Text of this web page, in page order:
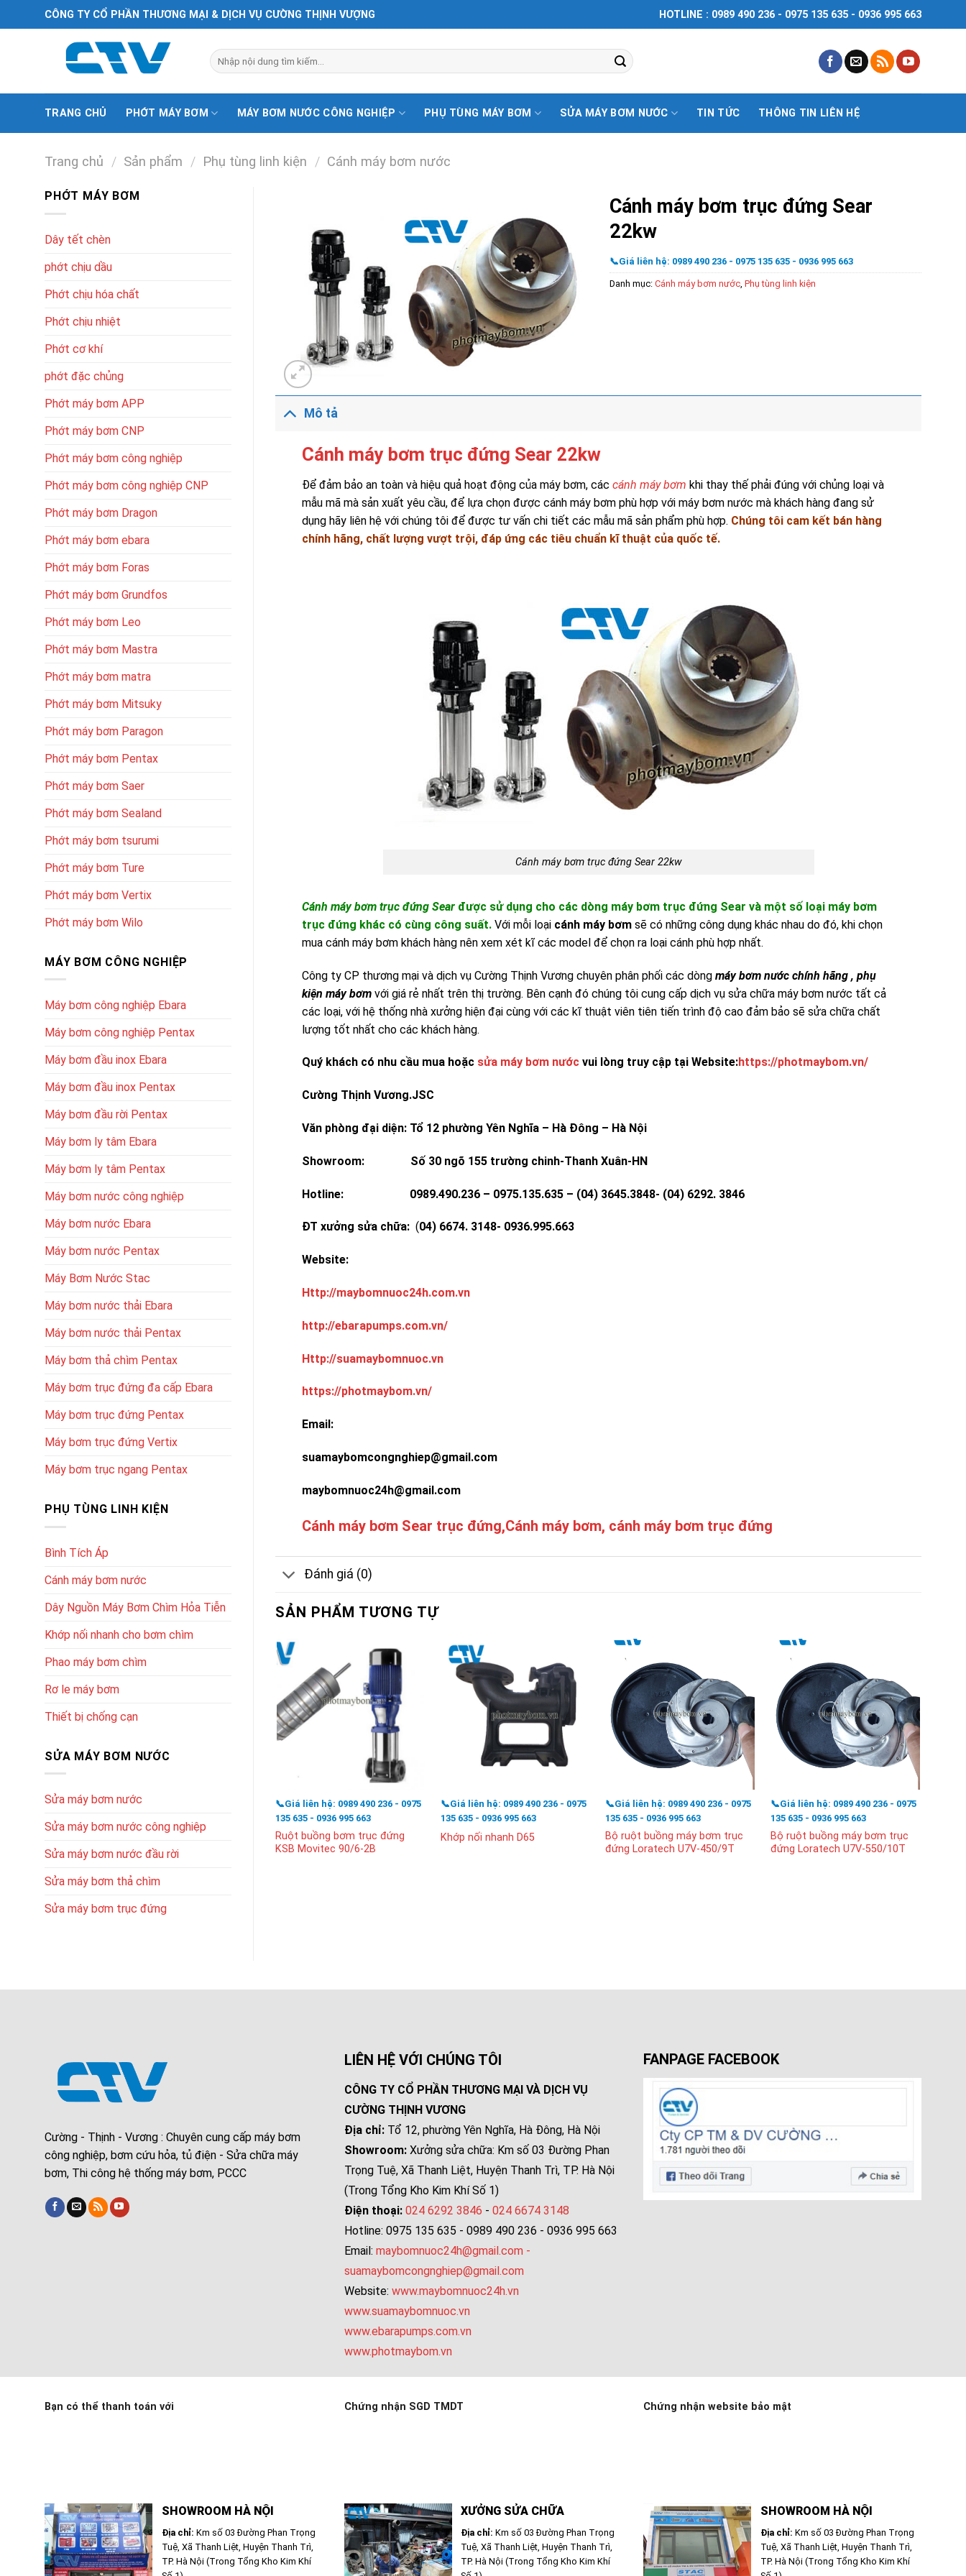
đến
CÔNG TY CỔ PHẦN THƯƠNG MẠI & DỊCH VỤ CƯỜNG THỊNH VƯỢNG HOTLINE : 0989 490 236 - 0975 135 635 - 0936 995 663
Tìm
kiếm:
TRANG CHỦ PHỚT MÁY BƠM MÁY BƠM NƯỚC CÔNG NGHIỆP PHỤ TÙNG MÁY BƠM SỬA MÁY BƠM NƯỚC TIN TỨC THÔNG TIN LIÊN HỆ
Trang chủ / Sản phẩm / Phụ tùng linh kiện / Cánh máy bơm nước
PHỚT MÁY BƠM
Dây tết chèn
phớt chịu dầu
Phớt chịu hóa chất
Phớt chịu nhiệt
Phớt cơ khí
phớt đặc chủng
Phớt máy bơm APP
Phớt máy bơm CNP
Phớt máy bơm công nghiệp
Phớt máy bơm công nghiệp CNP
Phớt máy bơm Dragon
Phớt máy bơm ebara
Phớt máy bơm Foras
Phớt máy bơm Grundfos
Phớt máy bơm Leo
Phớt máy bơm Mastra
Phớt máy bơm matra
Phớt máy bơm Mitsuky
Phớt máy bơm Paragon
Phớt máy bơm Pentax
Phớt máy bơm Saer
Phớt máy bơm Sealand
Phớt máy bơm tsurumi
Phớt máy bơm Ture
Phớt máy bơm Vertix
Phớt máy bơm Wilo
MÁY BƠM CÔNG NGHIỆP
Máy bơm công nghiệp Ebara
Máy bơm công nghiệp Pentax
Máy bơm đầu inox Ebara
Máy bơm đầu inox Pentax
Máy bơm đầu rời Pentax
Máy bơm ly tâm Ebara
Máy bơm ly tâm Pentax
Máy bơm nước công nghiệp
Máy bơm nước Ebara
Máy bơm nước Pentax
Máy Bơm Nước Stac
Máy bơm nước thải Ebara
Máy bơm nước thải Pentax
Máy bơm thả chìm Pentax
Máy bơm trục đứng đa cấp Ebara
Máy bơm trục đứng Pentax
Máy bơm trục đứng Vertix
Máy bơm trục ngang Pentax
PHỤ TÙNG LINH KIỆN
Bình Tích Áp
Cánh máy bơm nước
Dây Nguồn Máy Bơm Chìm Hỏa Tiễn
Khớp nối nhanh cho bơm chìm
Phao máy bơm chìm
Rơ le máy bơm
Thiết bị chống cạn
SỬA MÁY BƠM NƯỚC
Sửa máy bơm nước
Sửa máy bơm nước công nghiệp
Sửa máy bơm nước đầu rời
Sửa máy bơm thả chìm
Sửa máy bơm trục đứng
Cánh máy bơm trục đứng Sear
22kw
📞Giá liên hệ: 0989 490 236 - 0975 135 635 - 0936 995 663
Danh mục: Cánh máy bơm nước, Phụ tùng linh kiện
Mô tả
Cánh máy bơm trục đứng Sear 22kw
Để đảm bảo an toàn và hiệu quả hoạt động của máy bơm, các cánh máy bơm khi thay thế phải đúng với chủng loại và
mẫu mã mà sản xuất yêu cầu, để lựa chọn được cánh máy bơm phù hợp với máy bơm nước mà khách hàng đang sử
dụng hãy liên hệ với chúng tôi để được tư vấn chi tiết các mẫu mã sản phẩm phù hợp. Chúng tôi cam kết bán hàng
chính hãng, chất lượng vượt trội, đáp ứng các tiêu chuẩn kĩ thuật của quốc tế.
Cánh máy bơm trục đứng Sear 22kw
Cánh máy bơm trục đứng Sear được sử dụng cho các dòng máy bơm trục đứng Sear và một số loại máy bơm
trục đứng khác có cùng công suất. Với mỗi loại cánh máy bơmsẽ có những công dụng khác nhau do đó, khi chọn
mua cánh máy bơm khách hàng nên xem xét kĩ các model để chọn ra loại cánh phù hợp nhất.
Công ty CP thương mại và dịch vụ Cường Thịnh Vương chuyên phân phối các dòng máy bơm nước chính hãng , phụ
kiện máy bơmvới giá rẻ nhất trên thị trường. Bên cạnh đó chúng tôi cung cấp dịch vụ sửa chữa máy bơm nước tất cả
các loại, với hệ thống nhà xưởng hiện đại cùng với các kĩ thuật viên tiên tiến trình độ cao đảm bảo sẽ sửa chữa chất
lượng tốt nhất cho các khách hàng.
Quý khách có nhu cầu mua hoặc sửa máy bơm nướcvui lòng truy cập tại Website:https://photmaybom.vn/
Cường Thịnh Vương.JSC
Văn phòng đại diện: Tổ 12 phường Yên Nghĩa – Hà Đông – Hà Nội
Showroom: Số 30 ngõ 155 trường chinh-Thanh Xuân-HN
Hotline: 0989.490.236 – 0975.135.635 – (04) 3645.3848- (04) 6292. 3846
ĐT xưởng sửa chữa:(04) 6674. 3148- 0936.995.663
Website:
Http://maybomnuoc24h.com.vn
http://ebarapumps.com.vn/
Http://suamaybomnuoc.vn
https://photmaybom.vn/
Email:
suamaybomcongnghiep@gmail.com
maybomnuoc24h@gmail.com
Cánh máy bơm Sear trục đứng,Cánh máy bơm, cánh máy bơm trục đứng
Đánh giá (0)
SẢN PHẨM TƯƠNG TỰ
📞Giá liên hệ: 0989 490 236 - 0975
135 635 - 0936 995 663
Ruột buồng bơm trục đứng
KSB Movitec 90/6-2B
📞Giá liên hệ: 0989 490 236 - 0975
135 635 - 0936 995 663
Khớp nối nhanh D65
📞Giá liên hệ: 0989 490 236 - 0975
135 635 - 0936 995 663
Bộ ruột buồng máy bơm trục
đứng Loratech U7V-450/9T
📞Giá liên hệ: 0989 490 236 - 0975
135 635 - 0936 995 663
Bộ ruột buồng máy bơm trục
đứng Loratech U7V-550/10T
Cường - Thịnh - Vương : Chuyên cung cấp máy bơm
công nghiệp, bơm cứu hỏa, tủ điện - Sửa chữa máy
bơm, Thi công hệ thống máy bơm, PCCC
LIÊN HỆ VỚI CHÚNG TÔI
CÔNG TY CỔ PHẦN THƯƠNG MẠI VÀ DỊCH VỤ
CƯỜNG THỊNH VƯƠNG
Địa chỉ:Tổ 12, phường Yên Nghĩa, Hà Đông, Hà Nội
Showroom:Xưởng sửa chữa: Km số 03 Đường Phan
Trọng Tuệ, Xã Thanh Liệt, Huyện Thanh Trì, TP. Hà Nội
(Trong Tổng Kho Kim Khí Số 1)
Điện thoại: 024 6292 3846 - 024 6674 3148
Hotline: 0975 135 635 - 0989 490 236 - 0936 995 663
Email: maybomnuoc24h@gmail.com -
suamaybomcongnghiep@gmail.com
Website: www.maybomnuoc24h.vn
www.suamaybomnuoc.vn
www.ebarapumps.com.vn
www.photmaybom.vn
FANPAGE FACEBOOK
Bạn có thể thanh toán với Chứng nhận SGD TMDT Chứng nhận website bảo mật
SHOWROOM HÀ NỘI
Địa chỉ: Km số 03 Đường Phan Trọng
Tuệ, Xã Thanh Liệt, Huyện Thanh Trì,
TP. Hà Nội (Trong Tổng Kho Kim Khí
XƯỞNG SỬA CHỮA
Địa chỉ: Km số 03 Đường Phan Trọng
Tuệ, Xã Thanh Liệt, Huyện Thanh Trì,
TP. Hà Nội (Trong Tổng Kho Kim Khí
SHOWROOM HÀ NỘI
Địa chỉ: Km số 03 Đường Phan Trọng
Tuệ, Xã Thanh Liệt, Huyện Thanh Trì,
TP. Hà Nội (Trong Tổng Kho Kim Khí